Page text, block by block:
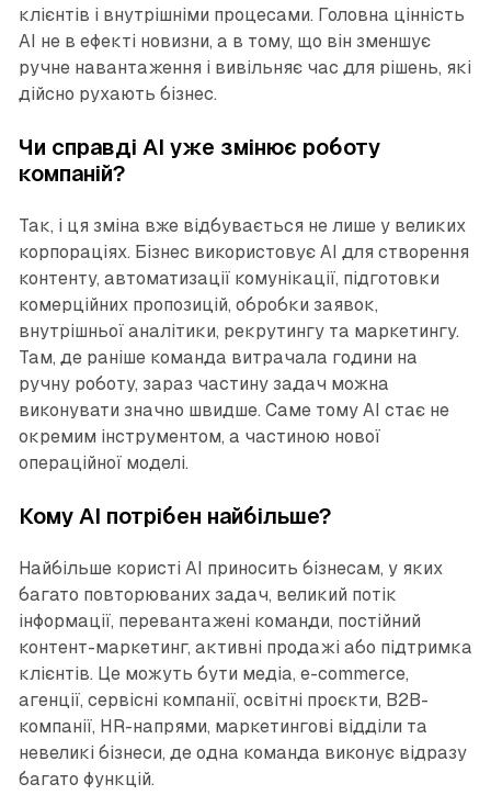
клієнтів і внутрішніми процесами. Головна цінність
AI не в ефекті новизни, а в тому, що він зменшує
ручне навантаження і вивільняє час для рішень, які
дійсно рухають бізнес.
Чи справді AI уже змінює роботу
компаній?
Так, і ця зміна вже відбувається не лише у великих
корпораціях. Бізнес використовує AI для створення
контенту, автоматизації комунікації, підготовки
комерційних пропозицій, обробки заявок,
внутрішньої аналітики, рекрутингу та маркетингу.
Там, де раніше команда витрачала години на
ручну роботу, зараз частину задач можна
виконувати значно швидше. Саме тому AI стає не
окремим інструментом, а частиною нової
операційної моделі.
Кому AI потрібен найбільше?
Найбільше користі AI приносить бізнесам, у яких
багато повторюваних задач, великий потік
інформації, перевантажені команди, постійний
контент-маркетинг, активні продажі або підтримка
клієнтів. Це можуть бути медіа, e-commerce,
агенції, сервісні компанії, освітні проєкти, B2B-
компанії, HR-напрями, маркетингові відділи та
невеликі бізнеси, де одна команда виконує відразу
багато функцій.